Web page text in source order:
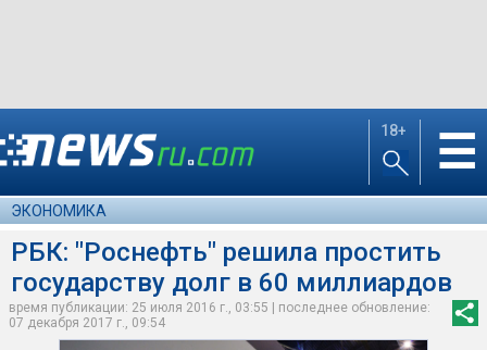
18+ ☰
ЭКОНОМИКА
РБК: "Роснефть" решила простить
государству долг в 60 миллиардов
время публикации: 25 июля 2016 г., 03:55 | последнее обновление:
07 декабря 2017 г., 09:54